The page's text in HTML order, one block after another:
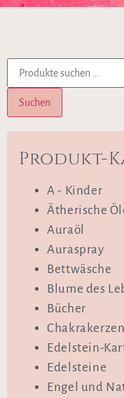
Suchen
Produkt-
A - Kinder
Ätherische
Auraöl
Auraspray
Bettwäsche
Blume des
Bücher
Chakrakerzen
Edelstein-
Edelsteine
Engel und